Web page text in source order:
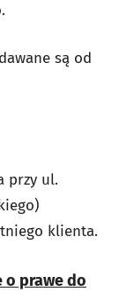
są od
przy ul.
klienta.
o prawe do